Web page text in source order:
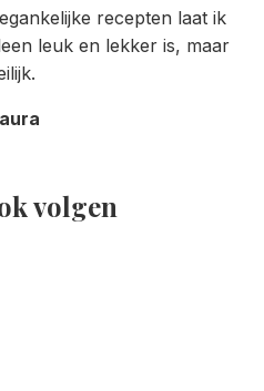
recepten laat ik
leuk en lekker is, maar
volgen